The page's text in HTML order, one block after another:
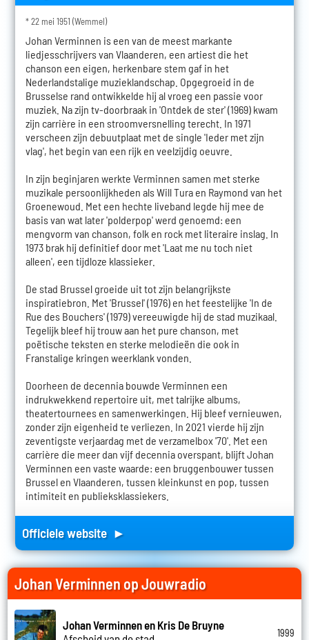
* 22 mei 1951 (Wemmel)
Johan Verminnen is een van de meest markante
liedjesschrijvers van Vlaanderen, een artiest die het
chanson een eigen, herkenbare stem gaf in het
Nederlandstalige muzieklandschap. Opgegroeid in de
Brusselse rand ontwikkelde hij al vroeg een passie voor
muziek. Na zijn tv-doorbraak in 'Ontdek de ster' (1969) kwam
zijn carrière in een stroomversnelling terecht. In 1971
verscheen zijn debuutplaat met de single 'Ieder met zijn
vlag', het begin van een rijk en veelzijdig oeuvre.
In zijn beginjaren werkte Verminnen samen met sterke
muzikale persoonlijkheden als Will Tura en Raymond van het
Groenewoud. Met een hechte liveband legde hij mee de
basis van wat later 'polderpop' werd genoemd: een
mengvorm van chanson, folk en rock met literaire inslag. In
1973 brak hij definitief door met 'Laat me nu toch niet
alleen', een tijdloze klassieker.
De stad Brussel groeide uit tot zijn belangrijkste
inspiratiebron. Met 'Brussel' (1976) en het feestelijke 'In de
Rue des Bouchers' (1979) vereeuwigde hij de stad muzikaal.
Tegelijk bleef hij trouw aan het pure chanson, met
poëtische teksten en sterke melodieën die ook in
Franstalige kringen weerklank vonden.
Doorheen de decennia bouwde Verminnen een
indrukwekkend repertoire uit, met talrijke albums,
theatertournees en samenwerkingen. Hij bleef vernieuwen,
zonder zijn eigenheid te verliezen. In 2021 vierde hij zijn
zeventigste verjaardag met de verzamelbox '70'. Met een
carrière die meer dan vijf decennia overspant, blijft Johan
Verminnen een vaste waarde: een bruggenbouwer tussen
Brussel en Vlaanderen, tussen kleinkunst en pop, tussen
intimiteit en publieksklassiekers.
Officiele website ►
Johan Verminnen op Jouwradio
Johan Verminnen en Kris De Bruyne
1999